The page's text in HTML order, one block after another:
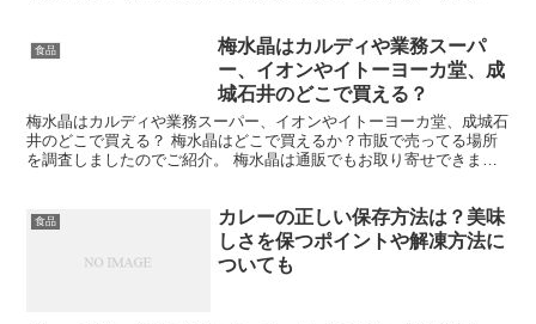
食品
梅水晶はカルディや業務スーパ
ー、イオンやイトーヨーカ堂、成
城石井のどこで買える？
梅水晶はカルディや業務スーパー、イオンやイトーヨーカ堂、成城石
井のどこで買える？ 梅水晶はどこで買えるか？市販で売ってる場所
を調査しましたのでご紹介。 梅水晶は通販でもお取り寄せできま
食品
カレーの正しい保存方法は？美味
しさを保つポイントや解凍方法に
ついても